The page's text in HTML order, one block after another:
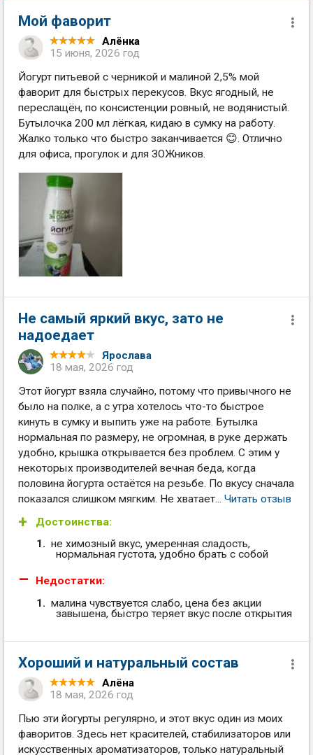
Мой фаворит
Алёнка
15 июня, 2026 год
Йогурт питьевой с черникой и малиной 2,5% мой
фаворит для быстрых перекусов. Вкус ягодный, не
переслащён, по консистенции ровный, не водянистый.
Бутылочка 200 мл лёгкая, кидаю в сумку на работу.
Жалко только что быстро заканчивается 😊. Отлично
для офиса, прогулок и для ЗОЖников.
Не самый яркий вкус, зато не
надоедает
Ярослава
18 мая, 2026 год
Этот йогурт взяла случайно, потому что привычного не
было на полке, а с утра хотелось что-то быстрое
кинуть в сумку и выпить уже на работе. Бутылка
нормальная по размеру, не огромная, в руке держать
удобно, крышка открывается без проблем. С этим у
некоторых производителей вечная беда, когда
половина йогурта остаётся на резьбе. По вкусу сначала
показался слишком мягким. Не хватает... Читать отзыв
Достоинства:
не химозный вкус, умеренная сладость,
нормальная густота, удобно брать с собой
Недостатки:
малина чувствуется слабо, цена без акции
завышена, быстро теряет вкус после открытия
Хороший и натуральный состав
Алёна
18 мая, 2026 год
Пью эти йогурты регулярно, и этот вкус один из моих
фаворитов. Здесь нет красителей, стабилизаторов или
искусственных ароматизаторов, только натуральный